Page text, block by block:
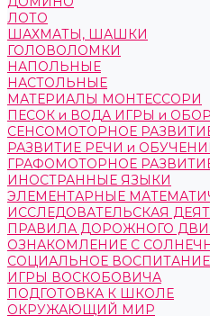
ЛОТО
ШАХМАТЫ, ШАШКИ
ГОЛОВОЛОМКИ
НАПОЛЬНЫЕ
НАСТОЛЬНЫЕ
МАТЕРИАЛЫ МОНТЕССОРИ
ПЕСОК и ВОДА ИГРЫ и
СЕНСОМОТОРНОЕ
РАЗВИТИЕ РЕЧИ и
ГРАФОМОТОРНОЕ
ИНОСТРАННЫЕ ЯЗЫКИ
ЭЛЕМЕНТАРНЫЕ
ИССЛЕДОВАТЕЛЬСКАЯ
ПРАВИЛА ДОРОЖНОГО
ОЗНАКОМЛЕНИЕ С
СОЦИАЛЬНОЕ ВОСПИТАНИЕ
ИГРЫ ВОСКОБОВИЧА
ПОДГОТОВКА К ШКОЛЕ
ОКРУЖАЮЩИЙ МИР